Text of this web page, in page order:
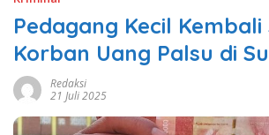
Pedagang Kecil Kembali
Korban Uang Palsu di
Redaksi
21 Juli 2025